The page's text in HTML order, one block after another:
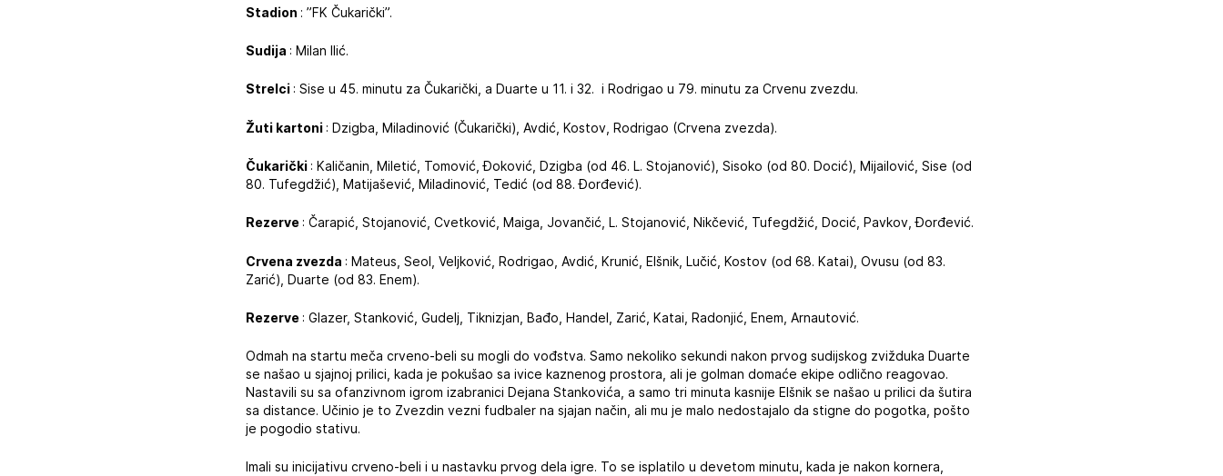
Stadion : ”FK Čukarički”.
Sudija : Milan Ilić.
Strelci : Sise u 45. minutu za Čukarički, a Duarte u 11. i 32. i Rodrigao u 79. minutu za Crvenu zvezdu.
Žuti kartoni : Dzigba, Miladinović (Čukarički), Avdić, Kostov, Rodrigao (Crvena zvezda).
Čukarički : Kaličanin, Miletić, Tomović, Đoković, Dzigba (od 46. L. Stojanović), Sisoko (od 80. Docić), Mijailović, Sise (od
80. Tufegdžić), Matijašević, Miladinović, Tedić (od 88. Đorđević).
Rezerve : Čarapić, Stojanović, Cvetković, Maiga, Jovančić, L. Stojanović, Nikčević, Tufegdžić, Docić, Pavkov, Đorđević.
Crvena zvezda : Mateus, Seol, Veljković, Rodrigao, Avdić, Krunić, Elšnik, Lučić, Kostov (od 68. Katai), Ovusu (od 83.
Zarić), Duarte (od 83. Enem).
Rezerve : Glazer, Stanković, Gudelj, Tiknizjan, Bađo, Handel, Zarić, Katai, Radonjić, Enem, Arnautović.
Odmah na startu meča crveno-beli su mogli do vođstva. Samo nekoliko sekundi nakon prvog sudijskog zvižduka Duarte
se našao u sjajnoj prilici, kada je pokušao sa ivice kaznenog prostora, ali je golman domaće ekipe odlično reagovao.
Nastavili su sa ofanzivnom igrom izabranici Dejana Stankovića, a samo tri minuta kasnije Elšnik se našao u prilici da šutira
sa distance. Učinio je to Zvezdin vezni fudbaler na sjajan način, ali mu je malo nedostajalo da stigne do pogotka, pošto
je pogodio stativu.
Imali su inicijativu crveno-beli i u nastavku prvog dela igre. To se isplatilo u devetom minutu, kada je nakon kornera,